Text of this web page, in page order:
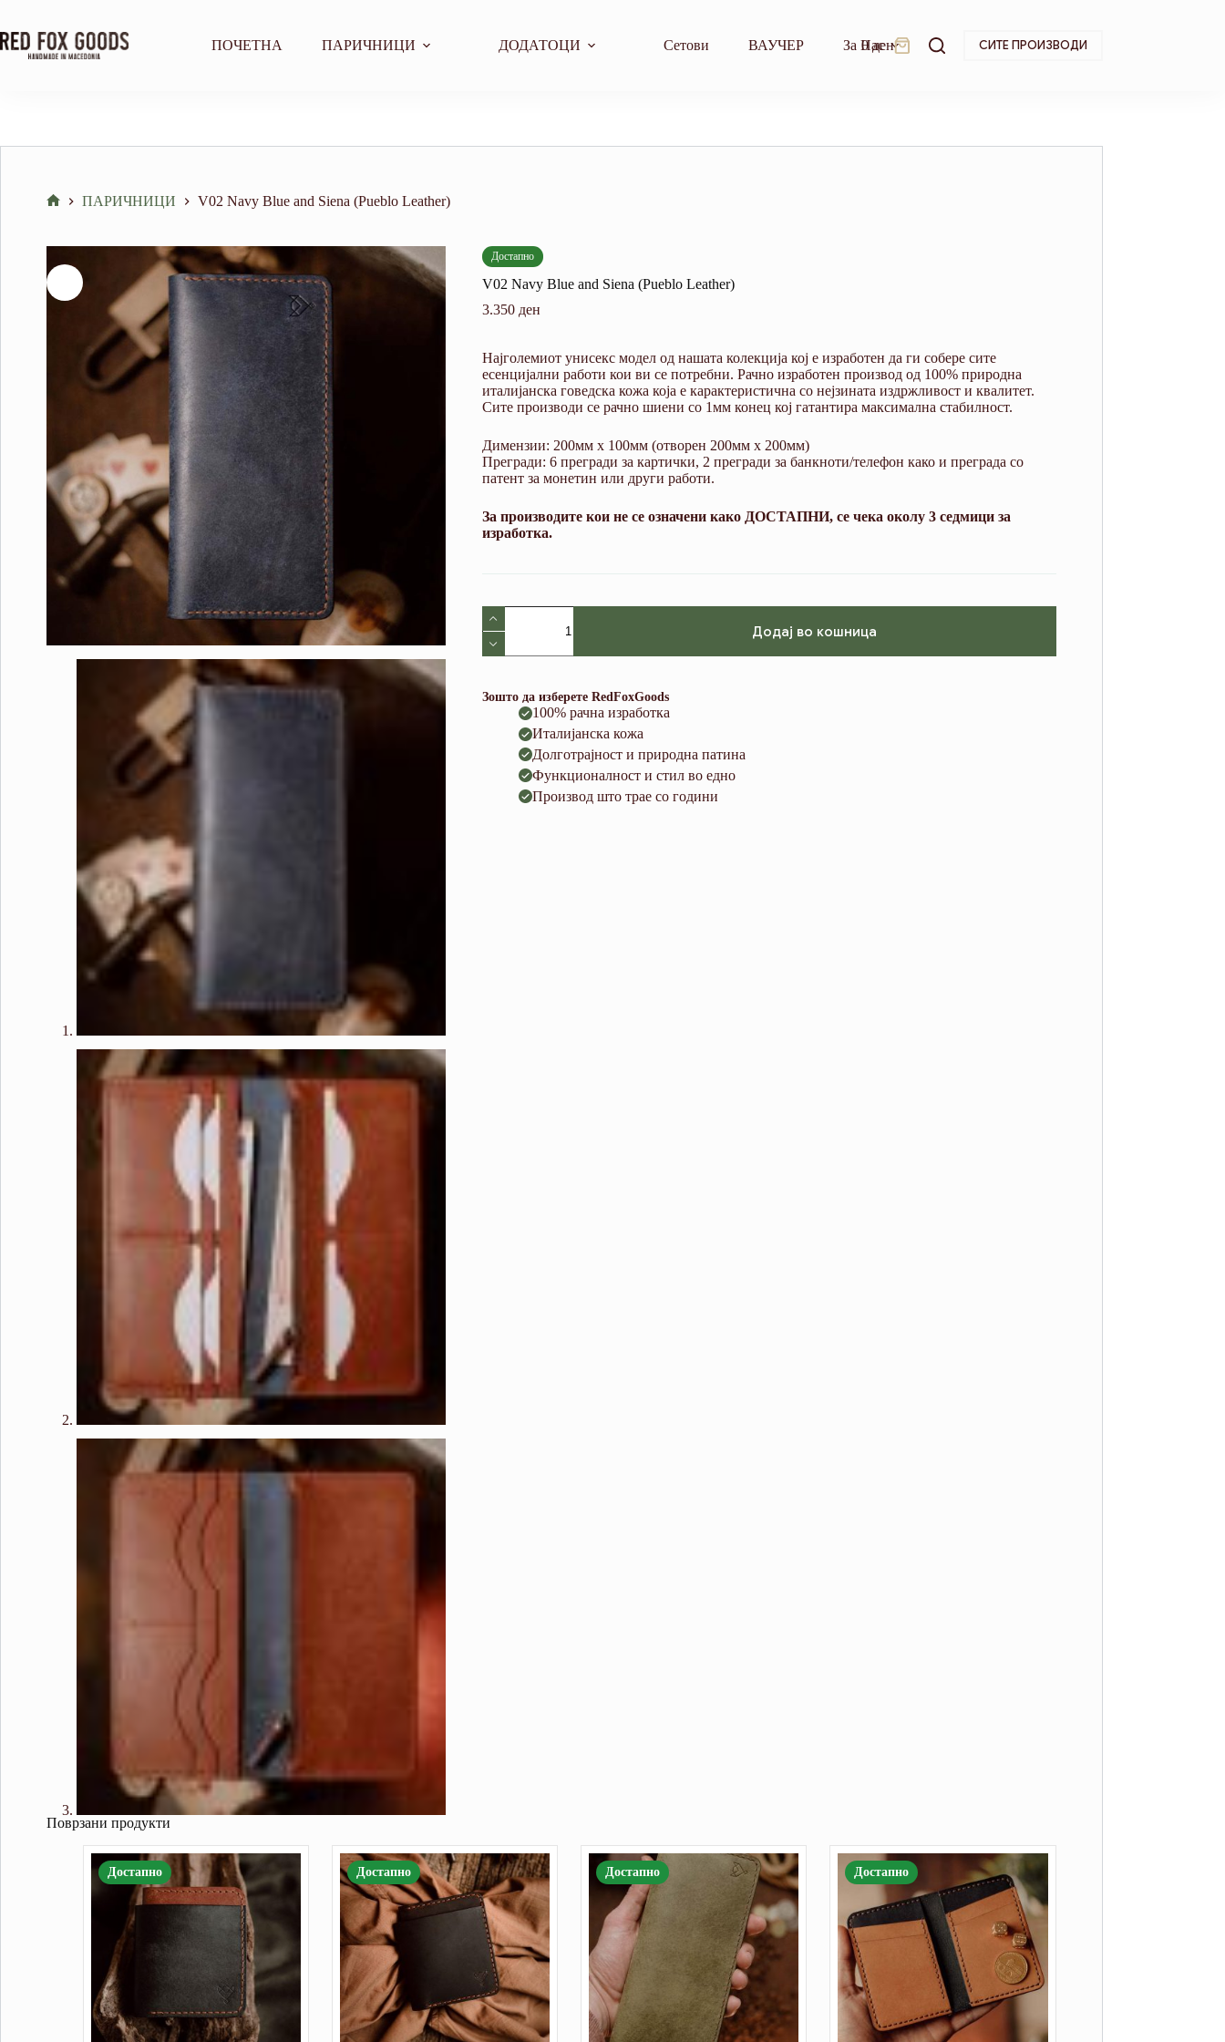
content
ПОЧЕТНА ПАРИЧНИЦИ ДОДАТОЦИ Сетови ВАУЧЕР За Нас
Shopping
0ден СИТЕ ПРОИЗВОДИ
ПАРИЧНИЦИ V02 Navy Blue and Siena (Pueblo Leather)
Достапно
V02 Navy Blue and Siena (Pueblo Leather)
3.350 ден
Најголемиот унисекс модел од нашата колекција кој е изработен да ги собере сите
есенцијални работи кои ви се потребни. Рачно изработен производ од 100% природна
италијанска говедска кожа која е карактеристична со нејзината издржливост и квалитет.
Сите производи се рачно шиени со 1мм конец кој гатантира максимална стабилност.
Димензии: 200мм х 100мм (отворен 200мм х 200мм)
Прегради: 6 прегради за картички, 2 прегради за банкноти/телефон како и преграда со
патент за монетин или други работи.
За производите кои не се означени како ДОСТАПНИ, се чека околу 3 седмици за
изработка.
V02
Navy
Blue
and
(Pueblo
Leather)
количина
Додај во кошница
Зошто да изберете RedFoxGoods
100% рачна изработка
Италијанска кожа
Долготрајност и природна патина
Функционалност и стил во едно
Производ што трае со години
Поврзани продукти
Достапно Достапно Достапно Достапно